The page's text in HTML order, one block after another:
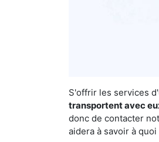
S'offrir les services
transportent avec
donc de contacter
aidera à savoir à